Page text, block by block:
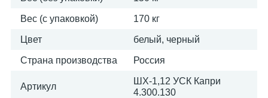
Вес (с упаковкой) 170 кг
Цвет белый, черный
Страна производства Россия
Артикул
ШХ-1,12 УСК Капри
4.300.130